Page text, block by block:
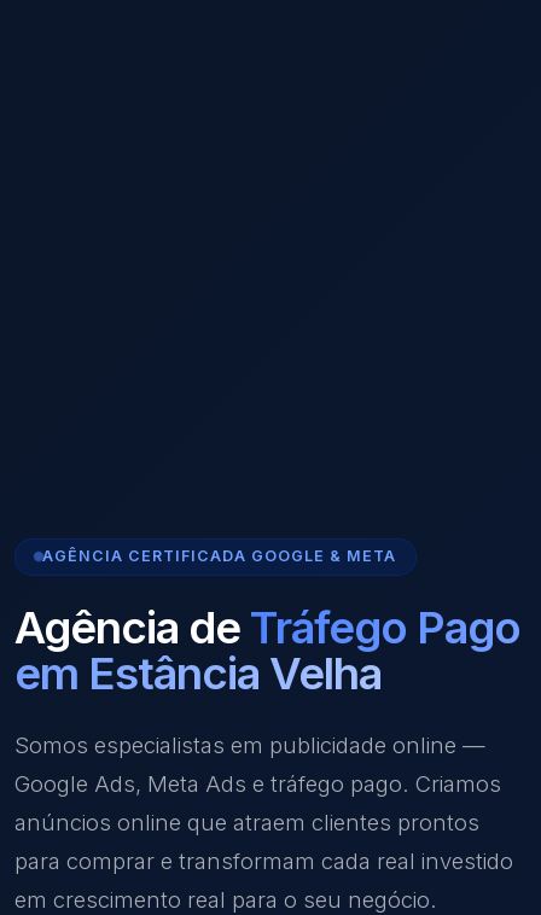
AGÊNCIA CERTIFICADA GOOGLE & META
Agência de Tráfego Pago
em Estância Velha
Somos especialistas em publicidade online —
Google Ads, Meta Ads e tráfego pago. Criamos
anúncios online que atraem clientes prontos
para comprar e transformam cada real investido
em crescimento real para o seu negócio.